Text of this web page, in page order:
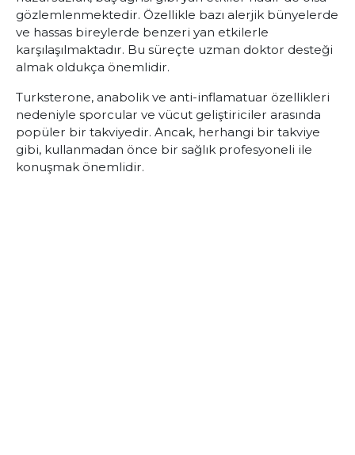
gözlemlenmektedir. Özellikle bazı alerjik bünyelerde
ve hassas bireylerde benzeri yan etkilerle
karşılaşılmaktadır. Bu süreçte uzman doktor desteği
almak oldukça önemlidir.
Turksterone, anabolik ve anti-inflamatuar özellikleri
nedeniyle sporcular ve vücut geliştiriciler arasında
popüler bir takviyedir. Ancak, herhangi bir takviye
gibi, kullanmadan önce bir sağlık profesyoneli ile
konuşmak önemlidir.